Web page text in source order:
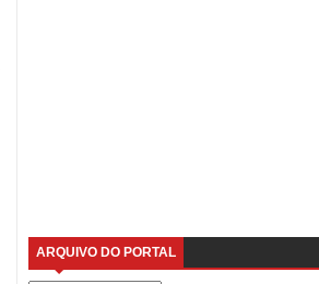
ARQUIVO DO PORTAL